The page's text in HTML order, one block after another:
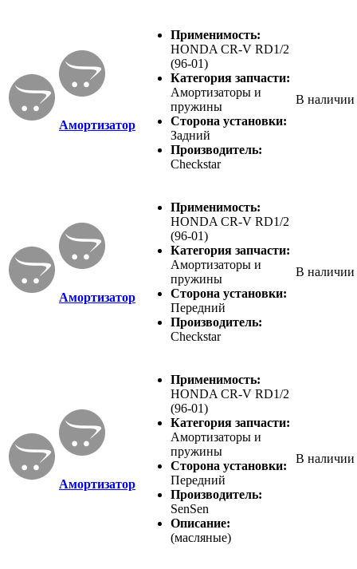
Амортизатор
Применимость:
HONDA CR-V RD1/2
(96-01)
Категория запчасти:
Амортизаторы и
пружины
Сторона установки:
Задний
Производитель:
Checkstar
В наличии
Амортизатор
Применимость:
HONDA CR-V RD1/2
(96-01)
Категория запчасти:
Амортизаторы и
пружины
Сторона установки:
Передний
Производитель:
Checkstar
В наличии
Амортизатор
Применимость:
HONDA CR-V RD1/2
(96-01)
Категория запчасти:
Амортизаторы и
пружины
Сторона установки:
Передний
Производитель:
SenSen
Описание:
(масляные)
В наличии